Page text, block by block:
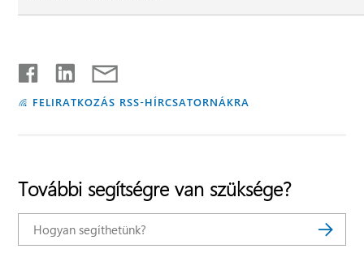
FELIRATKOZÁS RSS-HÍRCSATORNÁKRA
További segítségre van szüksége?